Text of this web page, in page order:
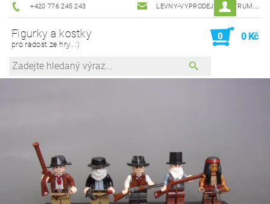
+420 776 245 243 LEVNY-VYPRODEJ@CENTRUM.CZ
Figurky a kostky
pro radost ze hry.. :)
0 0 Kč